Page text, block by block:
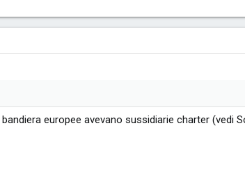
europee avevano sussidiarie charter (vedi